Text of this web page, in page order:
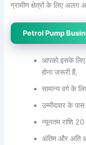
ग्रामीण क्षेत्रों के लिए अलग
Petrol Pump
आपको इसके लिए
होना जरूरी हैं,
सामान्य वर्ग के
उम्मीदवार के
न्यूनतम राशि 20
अंतिम और अति